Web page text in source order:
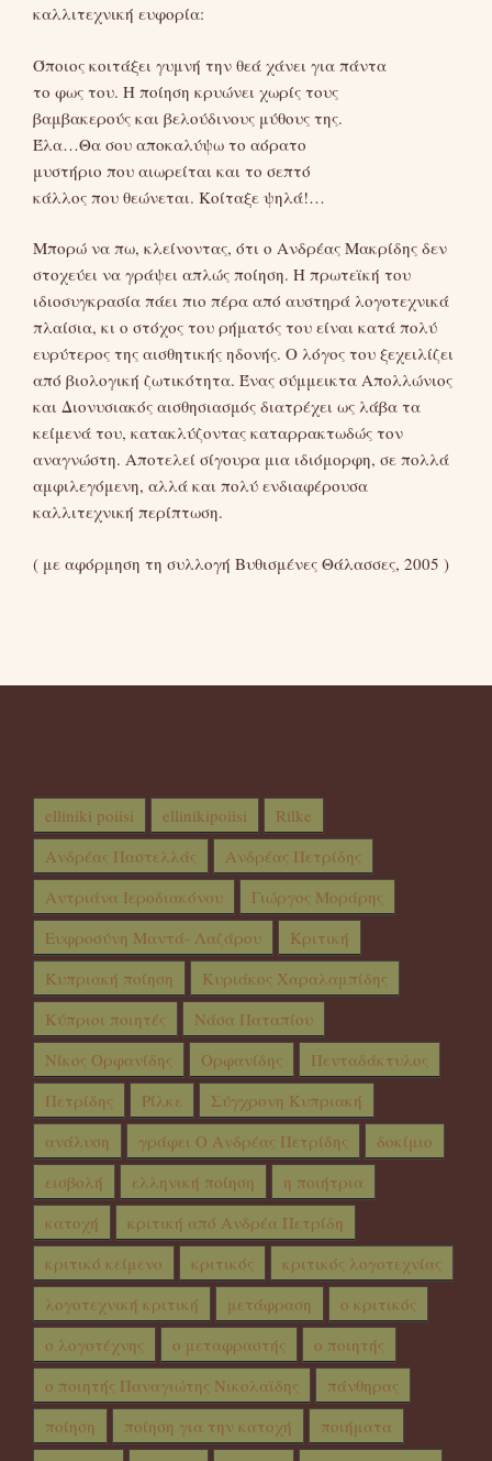
καλλιτεχνική ευφορία:
Όποιος κοιτάξει γυμνή την θεά χάνει για πάντα
το φως του. Η ποίηση κρυώνει χωρίς τους
βαμβακερούς και βελούδινους μύθους της.
Έλα…Θα σου αποκαλύψω το αόρατο
μυστήριο που αιωρείται και το σεπτό
κάλλος που θεώνεται. Κοίταξε ψηλά!…
Μπορώ να πω, κλείνοντας, ότι ο Ανδρέας Μακρίδης δεν
στοχεύει να γράψει απλώς ποίηση. Η πρωτεϊκή του
ιδιοσυγκρασία πάει πιο πέρα από αυστηρά λογοτεχνικά
πλαίσια, κι ο στόχος του ρήματός του είναι κατά πολύ
ευρύτερος της αισθητικής ηδονής. Ο λόγος του ξεχειλίζει
από βιολογική ζωτικότητα. Ένας σύμμεικτα Απολλώνιος
και Διονυσιακός αισθησιασμός διατρέχει ως λάβα τα
κείμενά του, κατακλύζοντας καταρρακτωδώς τον
αναγνώστη. Αποτελεί σίγουρα μια ιδιόμορφη, σε πολλά
αμφιλεγόμενη, αλλά και πολύ ενδιαφέρουσα
καλλιτεχνική περίπτωση.
( με αφόρμηση τη συλλογή Βυθισμένες Θάλασσες, 2005 )
elliniki poiisi ellinikipoiisi
Rilke
Ανδρέας Παστελλάς
Ανδρέας Πετρίδης
Αντριάνα Ιεροδιακόνου
Γιώργος Μοράρης
Ευφροσύνη Μαντά- Λαζάρου
Κριτική
Κυπριακή ποίηση
Κυριάκος Χαραλαμπίδης
Κύπριοι ποιητές
Νάσα Παταπίου
Νίκος Ορφανίδης
Ορφανίδης
Πενταδάκτυλος
Πετρίδης
Ρίλκε
Σύγχρονη Κυπριακή
ανάλυση
γράφει Ο Ανδρέας Πετρίδης
δοκίμιο
εισβολή
ελληνική ποίηση
η ποιήτρια
κατοχή
κριτική από Ανδρέα Πετρίδη
κριτικό κείμενο
κριτικός
κριτικός λογοτεχνίας
λογοτεχνική κριτική
μετάφραση
ο κριτικός
ο λογοτέχνης
ο μεταφραστής
ο ποιητής
ο ποιητής Παναγιώτης Νικολαϊδης
πάνθηρας
ποίηση
ποίηση για την κατοχή
ποιήματα